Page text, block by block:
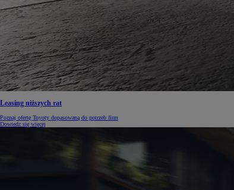
Od105 300 zł
Corolla Hatchback
Leasing niższych rat
Poznaj ofertę Toyoty dopasowaną do potrzeb firm
Dowiedz się więcej